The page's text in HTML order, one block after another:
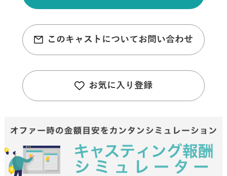
このキャストについてお問い合わせ
お気に入り登録